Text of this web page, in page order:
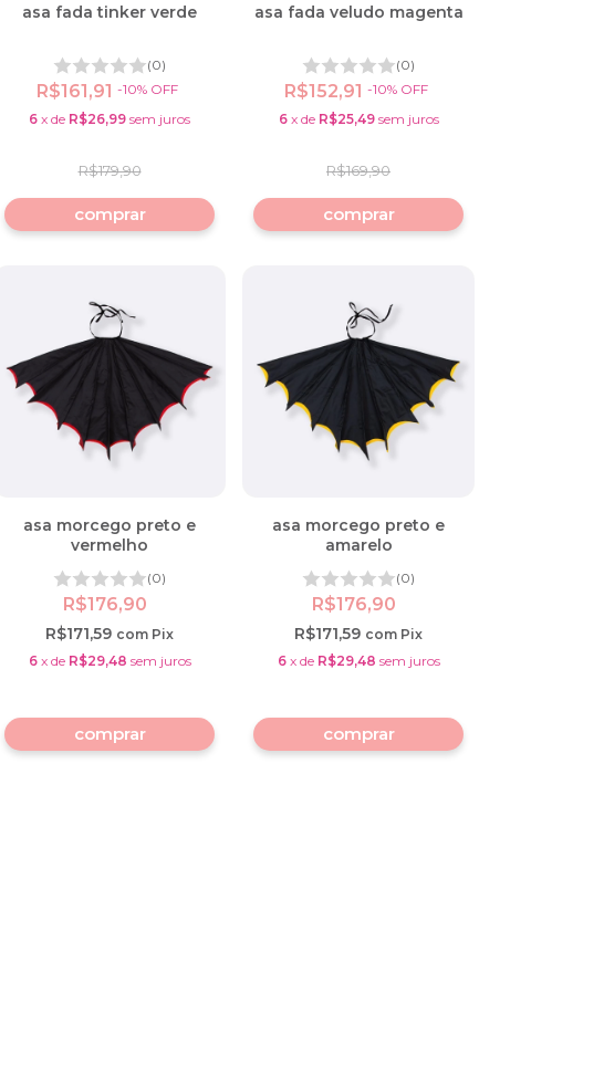
asa fada tinker verde
(0)
R$161,91 -10% OFF
R$179,90
6 x de R$26,99 sem juros
asa fada veludo magenta
(0)
R$152,91 -10% OFF
R$169,90
6 x de R$25,49 sem juros
asa morcego preto e
vermelho
(0)
R$176,90
R$171,59 com Pix
6 x de R$29,48 sem juros
comprar
asa morcego preto e
amarelo
(0)
R$176,90
R$171,59 com Pix
6 x de R$29,48 sem juros
comprar